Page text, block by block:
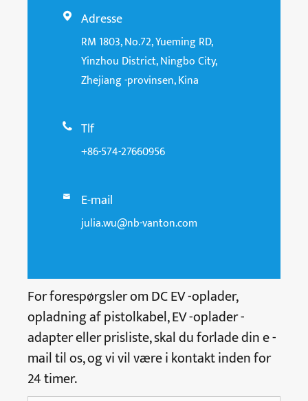
 Adresse
RM 1803, No.72, Yueming RD,
Yinzhou District, Ningbo City,
Zhejiang -provinsen, Kina
 Tlf
+86-574-27660956
 E-mail
julia.wu@nb-vanton.com
For forespørgsler om DC EV -oplader,
opladning af pistolkabel, EV -oplader -
adapter eller prisliste, skal du forlade din e -
mail til os, og vi vil være i kontakt inden for
24 timer.